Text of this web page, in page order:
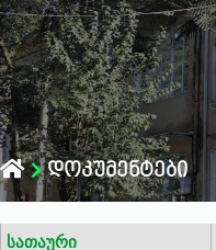
დოკუმენტები
სათაური